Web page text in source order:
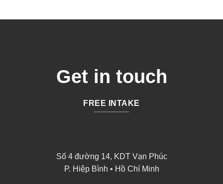
Get in touch
FREE INTAKE
Số 4 đường 14, KDT Vạn Phúc
P. Hiệp Bình • Hồ Chí Minh